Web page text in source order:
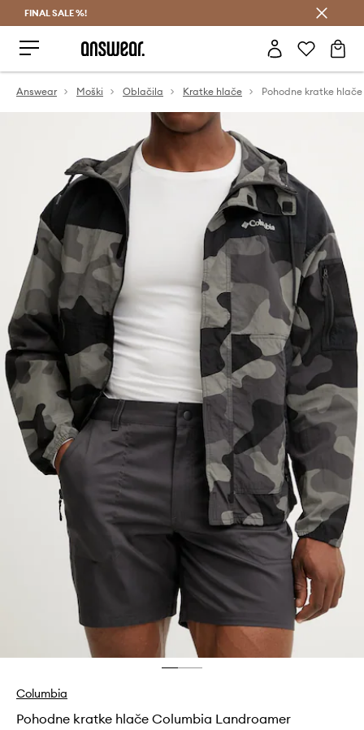
FINAL SALE %!
Answear Moški Oblačila Kratke hlače
Columbia
Pohodne kratke hlače Columbia Landroamer